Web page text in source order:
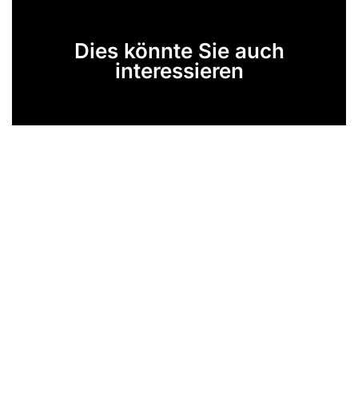
Dies könnte Sie auch
interessieren